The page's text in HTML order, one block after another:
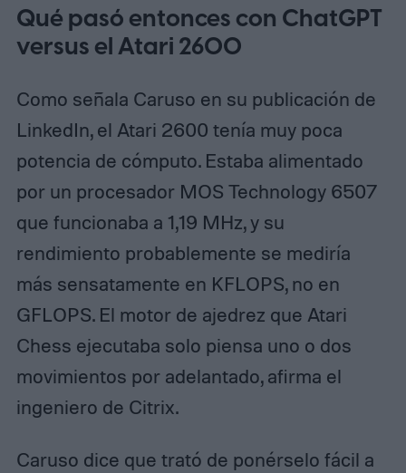
Qué pasó entonces con ChatGPT
versus el Atari 2600
Como señala Caruso en su publicación de
LinkedIn, el Atari 2600 tenía muy poca
potencia de cómputo. Estaba alimentado
por un procesador MOS Technology 6507
que funcionaba a 1,19 MHz, y su
rendimiento probablemente se mediría
más sensatamente en KFLOPS, no en
GFLOPS. El motor de ajedrez que Atari
Chess ejecutaba solo piensa uno o dos
movimientos por adelantado, afirma el
ingeniero de Citrix.
Caruso dice que trató de ponérselo fácil a